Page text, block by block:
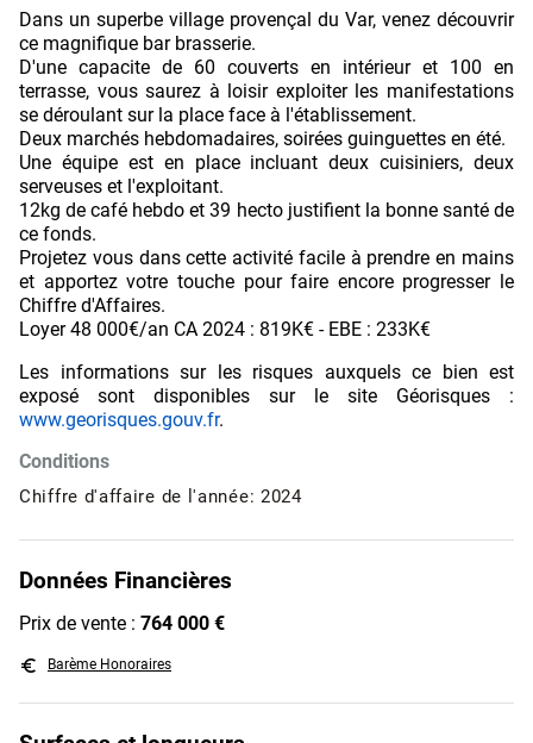
Dans un superbe village provençal du Var, venez découvrir
ce magnifique bar brasserie.
D'une capacite de 60 couverts en intérieur et 100 en
terrasse, vous saurez à loisir exploiter les manifestations
se déroulant sur la place face à l'établissement.
Deux marchés hebdomadaires, soirées guinguettes en été.
Une équipe est en place incluant deux cuisiniers, deux
serveuses et l'exploitant.
12kg de café hebdo et 39 hecto justifient la bonne santé de
ce fonds.
Projetez vous dans cette activité facile à prendre en mains
et apportez votre touche pour faire encore progresser le
Chiffre d'Affaires.
Loyer 48 000€/an CA 2024 : 819K€ - EBE : 233K€
Les informations sur les risques auxquels ce bien est
exposé sont disponibles sur le site Géorisques :
www.georisques.gouv.fr.
Conditions
Chiffre d'affaire de l'année: 2024
Données Financières
Prix de vente : 764 000 €
euro_symbol Barème Honoraires